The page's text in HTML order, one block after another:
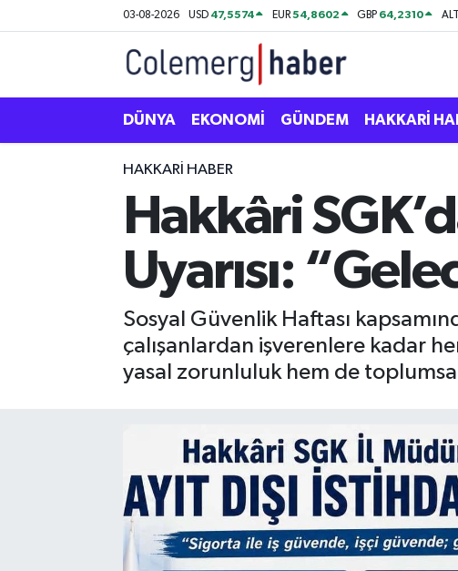
03-08-2026 USD 47,5574 EUR54,8602 GBP 64,2310
DÜNYA EKONOMİ GÜNDEM HAKKARİ
HAKKARI HABER
Hakkâri
Uyarısı:
Sosyal Güvenlik Haftası
çalışanlardan işverenlere kadar
yasal zorunluluk hem de
EKONOMİ
İLGİNÇ HABERLER
Hakkâri Nöbetçi Eczaneler
Hakkâri Hava Durumu
Hakkari Namaz Vakitleri
Hakkâri Trafik Yoğunluk Haritası
Süper Lig Puan Durumu ve Fikstür
Son Dakika Haberleri